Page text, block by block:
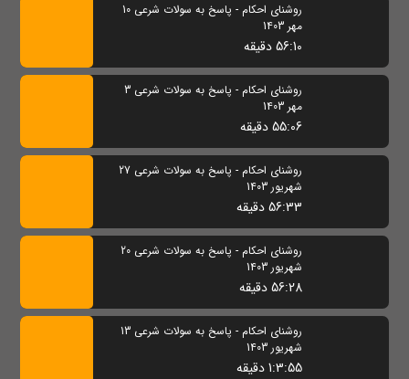
روشنای احکام - پاسخ به سولات شرعی 10
مهر 1403
56:10 دقیقه
روشنای احکام - پاسخ به سولات شرعی 3
مهر 1403
55:06 دقیقه
روشنای احکام - پاسخ به سولات شرعی 27
شهریور 1403
56:33 دقیقه
روشنای احکام - پاسخ به سولات شرعی 20
شهریور 1403
56:28 دقیقه
روشنای احکام - پاسخ به سولات شرعی 13
شهریور 1403
1:3:55 دقیقه